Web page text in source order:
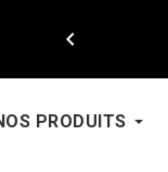

PRODUITS